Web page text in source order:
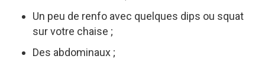
Un peu de renfo avec quelques dips ou squat
sur votre chaise ;
Des abdominaux ;